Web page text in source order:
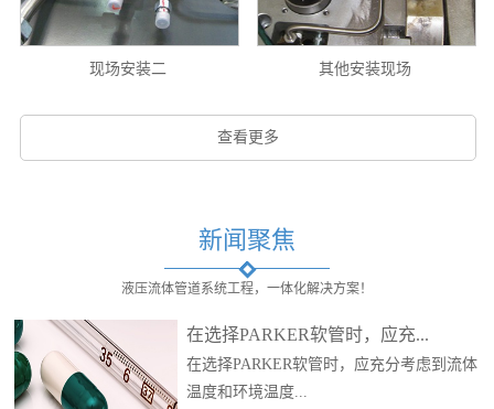
现场安装二 其他安装现场
查看更多
新闻聚焦
液压流体管道系统工程，一体化解决方案！
在选择PARKER软管时，应充...
在选择PARKER软管时，应充分考虑到流体
温度和环境温度...